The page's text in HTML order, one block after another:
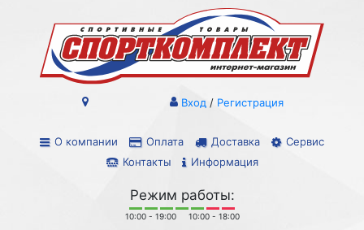
О компании Оплата Доставка
Сервис
Контакты
Информация
Вход / Регистрация
Режим работы:
10:00 - 19:00 10:00 - 18:00